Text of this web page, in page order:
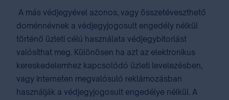
⁣ A más védjegyével azonos, vagy összetéveszthető
doménnévnek a védjegyjogosult engedély nélkül
történő üzleti célú használata védjegybitorlást
valósíthat meg. Különösen ha azt az elektronikus
kereskedelemhez kapcsolódó üzleti levelezésben,
vagy interneten megvalósuló reklámozásban
használják a védjegyjogosult engedélye nélkül. A